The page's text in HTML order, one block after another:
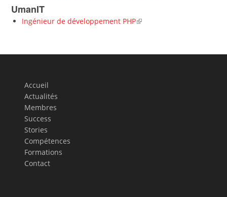
UmanIT
Ingénieur de développement PHP
Accueil
Actualités
Membres
Success
Stories
Compétences
Formations
Contact